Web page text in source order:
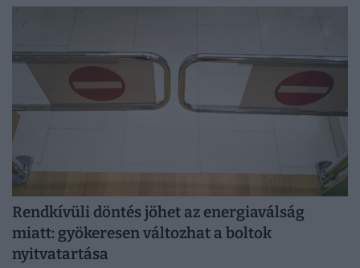
Rendkívüli döntés jöhet az energiaválság
miatt: gyökeresen változhat a boltok
nyitvatartása